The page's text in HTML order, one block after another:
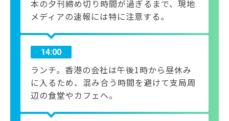
本の夕刊締め切り時間が過ぎるまで、現地
メディアの速報には特に注意する。
14:00
ランチ。香港の会社は午後1時から昼休み
に入るため、混み合う時間を避けて支局周
辺の食堂やカフェへ。